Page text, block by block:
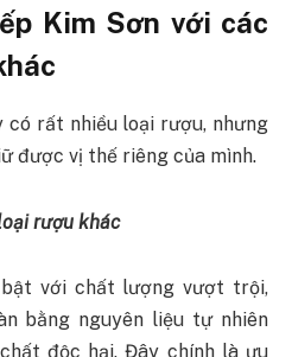
Kim Sơn với các
rất nhiều loại rượu, nhưng
được vị thế riêng của mình.
rượu khác
bật với chất lượng vượt trội,
bằng nguyên liệu tự nhiên
độc hại. Đây chính là ưu